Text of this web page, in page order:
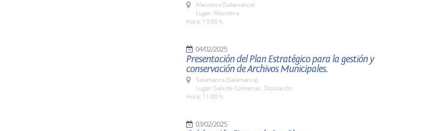
Macotera (Salamanca)
Lugar: Macotera
Hora: 13:00 h.
04/02/2025
Presentación del Plan Estratégico para la gestión y
conservación de Archivos Municipales.
Salamanca (Salamanca)
Lugar: Sala de Comarcas. Diputación
Hora: 11:00 h.
03/02/2025